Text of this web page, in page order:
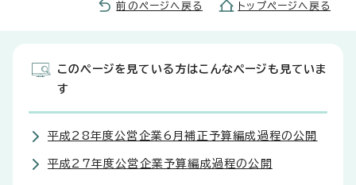
前のページへ戻る トップページへ戻る
このページを見ている方はこんなページも見ていま
す
平成28年度公営企業6月補正予算編成過程の公開
平成27年度公営企業予算編成過程の公開